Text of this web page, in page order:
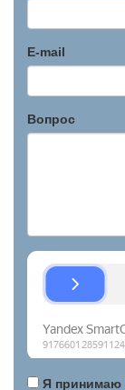
E-mail
Вопрос
Я принимаю